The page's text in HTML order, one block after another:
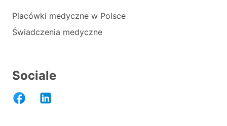
Placówki medyczne w Polsce
Świadczenia medyczne
Sociale